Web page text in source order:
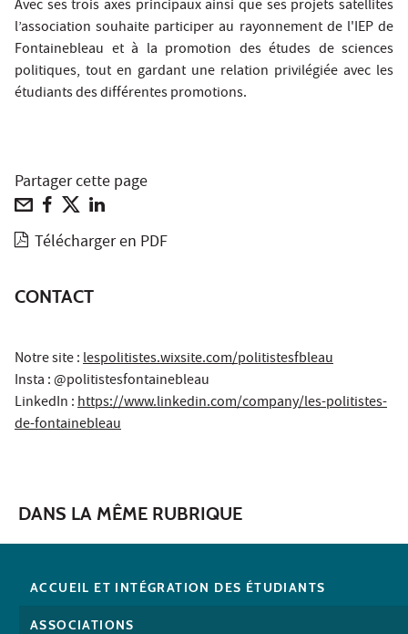
Avec ses trois axes principaux ainsi que ses projets satellites
l’association souhaite participer au rayonnement de l'IEP de
Fontainebleau et à la promotion des études de sciences
politiques, tout en gardant une relation privilégiée avec les
étudiants des différentes promotions.
Partager cette page
Télécharger en PDF
CONTACT
Notre site :lespolitistes.wixsite.com/politistesfbleau
Insta : @politistesfontainebleau
LinkedIn :https://www.linkedin.com/company/les-politistes-
de-fontainebleau
DANS LA MÊME RUBRIQUE
ACCUEIL ET INTÉGRATION DES ÉTUDIANTS
ASSOCIATIONS